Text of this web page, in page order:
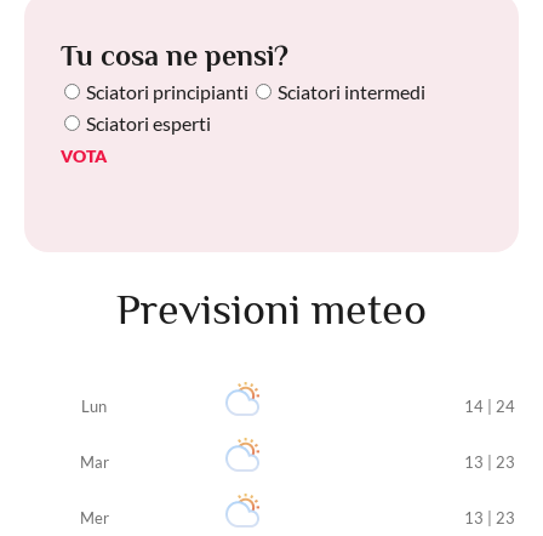
Tu cosa ne pensi?
Sciatori principianti
Sciatori intermedi
Sciatori esperti
VOTA
Previsioni meteo
Lun 14 | 24
Mar 13 | 23
Mer 13 | 23